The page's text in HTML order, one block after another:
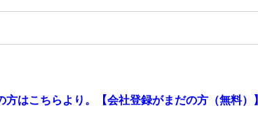
はこちらより。【会社登録がまだの方（無料）】